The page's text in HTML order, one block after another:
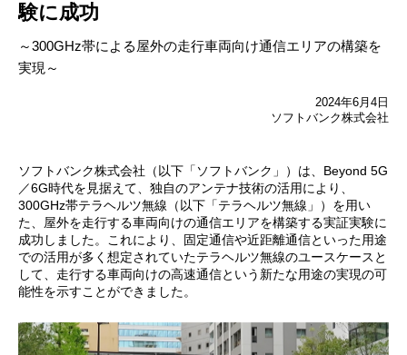
験に成功
～300GHz帯による屋外の走行車両向け通信エリアの構築を
実現～
2024年6月4日
ソフトバンク株式会社
ソフトバンク株式会社（以下「ソフトバンク」）は、Beyond 5G
／6G時代を見据えて、独自のアンテナ技術の活用により、
300GHz帯テラヘルツ無線（以下「テラヘルツ無線」）を用い
た、屋外を走行する車両向けの通信エリアを構築する実証実験に
成功しました。これにより、固定通信や近距離通信といった用途
での活用が多く想定されていたテラヘルツ無線のユースケースと
して、走行する車両向けの高速通信という新たな用途の実現の可
能性を示すことができました。